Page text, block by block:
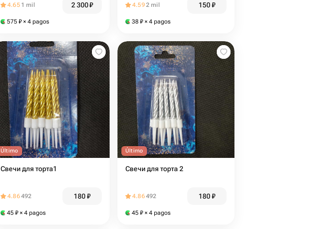
4.65 1 mil 2 300₽
575 ₽ × 4 pagos
4.592 mil 150₽
38 ₽ × 4 pagos
Último
Свечи для торта1
4.86492 180₽
45 ₽ × 4 pagos
Último
Свечи для торта 2
4.86492 180₽
45 ₽ × 4 pagos